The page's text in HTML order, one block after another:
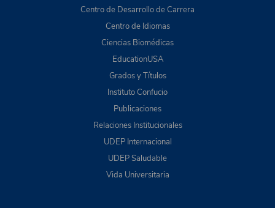
Centro de Desarrollo de Carrera
Centro de Idiomas
Ciencias Biomédicas
EducationUSA
Grados y Títulos
Instituto Confucio
Publicaciones
Relaciones Institucionales
UDEP Internacional
UDEP Saludable
Vida Universitaria